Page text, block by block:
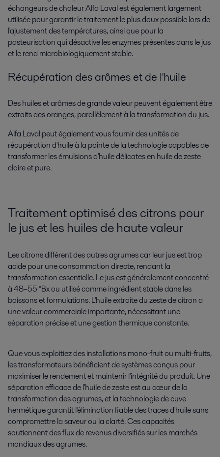
échangeurs de chaleur Alfa Laval est également largement
utilisée pour garantir le traitement le plus doux possible lors de
l'ajustement des températures, ainsi que pour la
pasteurisation qui désactive les enzymes présentes dans le jus
et le rend microbiologiquement stable.
Récupération des arômes et de l'huile
Des huiles et arômes de grande valeur peuvent également être
extraits des oranges, parallèlement à la transformation du jus.
Alfa Laval peut également vous fournir des unités de
récupération d'huile à la pointe de la technologie capables de
transformer les émulsions d'huile délicates en huile de zeste
claire et pure.
Traitement optimisé des citrons pour
le jus et les huiles de haute valeur
Les citrons diffèrent des autres agrumes car leur jus est trop
acide pour une consommation directe, rendant la
transformation essentielle. Le jus est généralement concentré
à 48–55 °Bx ou utilisé comme ingrédient stable dans les
boissons et formulations. L'huile extraite du zeste de citron a
une valeur commerciale importante, nécessitant une
séparation précise et une gestion thermique constante.
Que vous exploitiez des installations mono-fruit ou multi-fruits,
les transformateurs bénéficient de systèmes conçus pour
maximiser le rendement et maintenir l'intégrité du produit. Une
séparation efficace de l'huile de zeste est au cœur de la
transformation des agrumes, et la technologie de cuve
hermétique garantit l'élimination fiable des traces d'huile sans
compromettre la saveur ou la clarté. Ces capacités
soutiennent des flux de revenus diversifiés sur les marchés
mondiaux des agrumes.